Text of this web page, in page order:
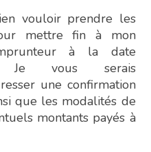
vouloir prendre les
mettre fin à mon
à la date
Je vous serais
une confirmation
que les modalités de
montants payés à